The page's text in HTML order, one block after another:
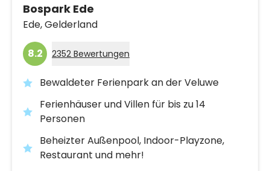
Bospark Ede
Ede,Gelderland
8.2 2352 Bewertungen
Bewaldeter Ferienpark an der Veluwe
Ferienhäuser und Villen für bis zu 14
Personen
Beheizter Außenpool, Indoor-Playzone,
Restaurant und mehr!